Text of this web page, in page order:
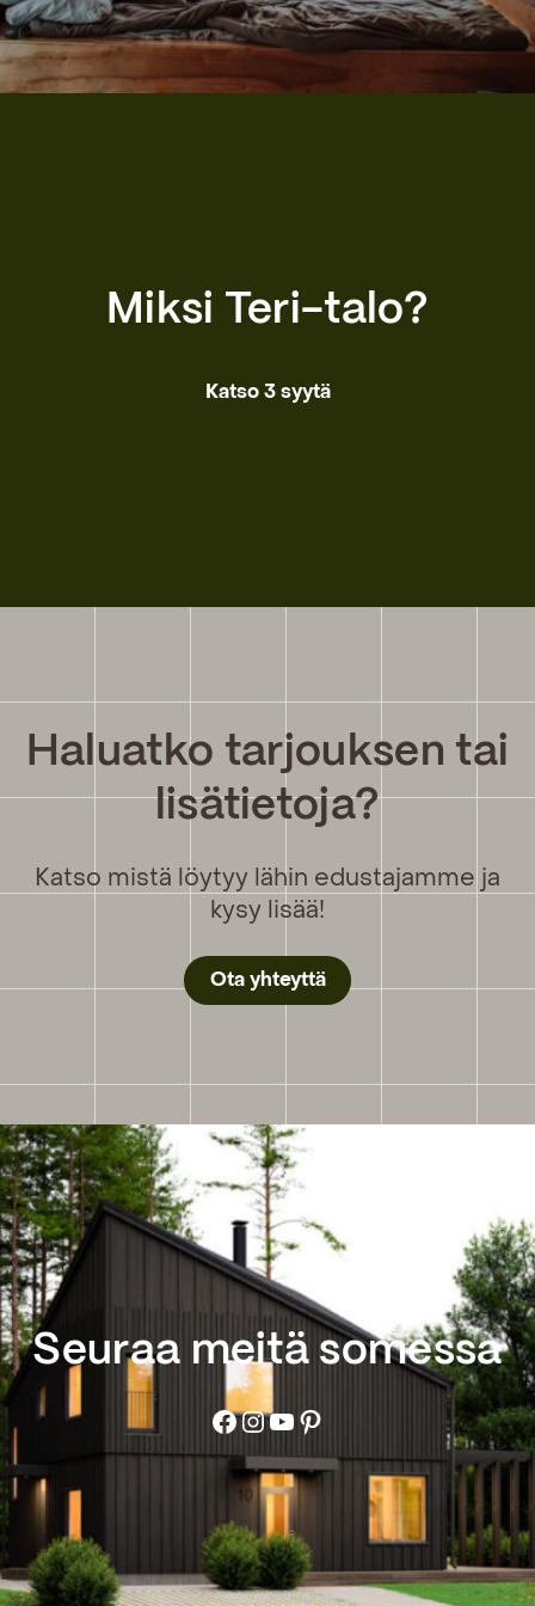
Miksi Teri-talo?
Katso 3 syytä
Haluatko tarjouksen tai
lisätietoja?
Katso mistä löytyy lähin edustajamme ja
kysy lisää!
Ota yhteyttä
Seuraa meitä somessa
Facebook
Instagram
YouTube
Pinterest